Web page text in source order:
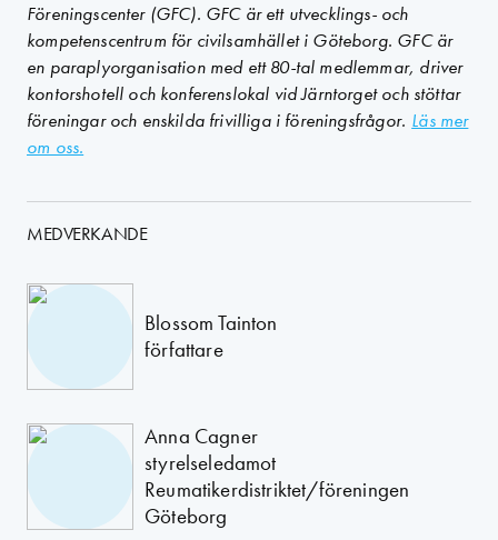
Föreningscenter (GFC). GFC är ett utvecklings- och
kompetenscentrum för civilsamhället i Göteborg. GFC är
en paraplyorganisation med ett 80-tal medlemmar, driver
kontorshotell och konferenslokal vid Järntorget och stöttar
föreningar och enskilda frivilliga i föreningsfrågor. Läs mer
om oss.
MEDVERKANDE
Blossom Tainton
författare
Anna Cagner
styrelseledamot
Reumatikerdistriktet/föreningen
Göteborg